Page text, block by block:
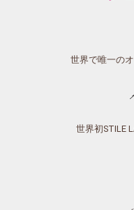
世界で唯一の
世界初STILE